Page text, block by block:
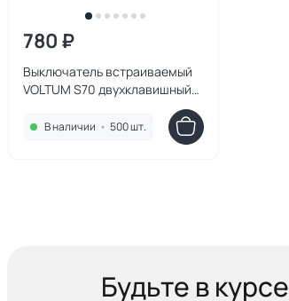
780 ₽
Выключатель встраиваемый
VOLTUM S70 двухклавишный
В наличии • 500 шт.
Будьте в курсе